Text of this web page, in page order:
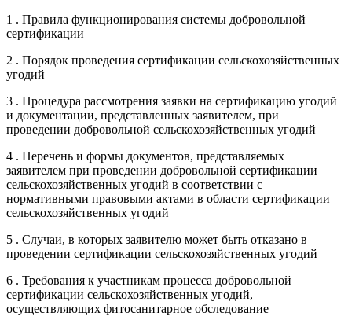
1 . Правила функционирования системы добровольной
сертификации
2 . Порядок проведения сертификации сельскохозяйственных
угодий
3 . Процедура рассмотрения заявки на сертификацию угодий
и документации, представленных заявителем, при
проведении добровольной сельскохозяйственных угодий
4 . Перечень и формы документов, представляемых
заявителем при проведении добровольной сертификации
сельскохозяйственных угодий в соответствии с
нормативными правовыми актами в области сертификации
сельскохозяйственных угодий
5 . Случаи, в которых заявителю может быть отказано в
проведении сертификации сельскохозяйственных угодий
6 . Требования к участникам процесса добровольной
сертификации сельскохозяйственных угодий,
осуществляющих фитосанитарное обследование